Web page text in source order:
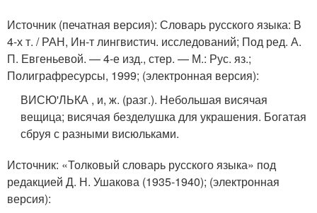
Источник (печатная версия): Словарь русского языка: В
4-х т. / РАН, Ин-т лингвистич. исследований; Под ред. А.
П. Евгеньевой. — 4-е изд., стер. — М.: Рус. яз.;
Полиграфресурсы, 1999; (электронная версия):
ВИСЮ'ЛЬКА , и, ж. (разг.). Небольшая висячая
вещица; висячая безделушка для украшения. Богатая
сбруя с разными висюльками.
Источник: «Толковый словарь русского языка» под
редакцией Д. Н. Ушакова (1935-1940); (электронная
версия):